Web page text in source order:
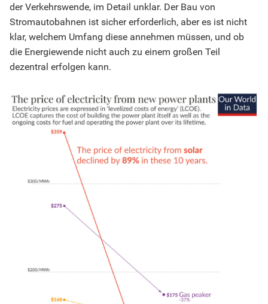
der Verkehrswende, im Detail unklar. Der Bau von
Stromautobahnen ist sicher erforderlich, aber es ist nicht
klar, welchem Umfang diese annehmen müssen, und ob
die Energiewende nicht auch zu einem großen Teil
dezentral erfolgen kann.